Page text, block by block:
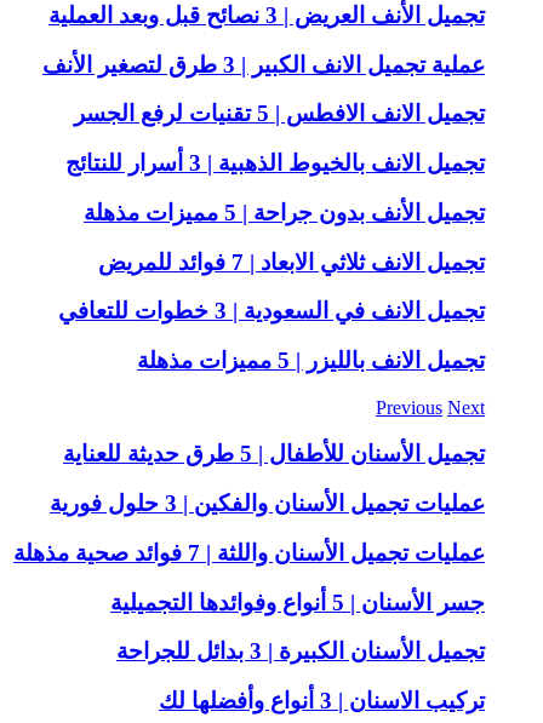
تجميل الأنف العريض | 3 نصائح قبل وبعد العملية
عملية تجميل الانف الكبير | 3 طرق لتصغير الأنف
تجميل الانف الافطس | 5 تقنيات لرفع الجسر
تجميل الانف بالخيوط الذهبية | 3 أسرار للنتائج
تجميل الأنف بدون جراحة | 5 مميزات مذهلة
تجميل الانف ثلاثي الابعاد | 7 فوائد للمريض
تجميل الانف في السعودية | 3 خطوات للتعافي
تجميل الانف بالليزر | 5 مميزات مذهلة
Previous Next
تجميل الأسنان للأطفال | 5 طرق حديثة للعناية
عمليات تجميل الأسنان والفكين | 3 حلول فورية
عمليات تجميل الأسنان واللثة | 7 فوائد صحية مذهلة
جسر الأسنان | 5 أنواع وفوائدها التجميلية
تجميل الأسنان الكبيرة | 3 بدائل للجراحة
تركيب الاسنان | 3 أنواع وأفضلها لك